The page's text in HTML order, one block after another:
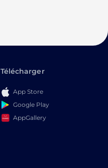
Télécharger
App Store
Google Play
AppGallery